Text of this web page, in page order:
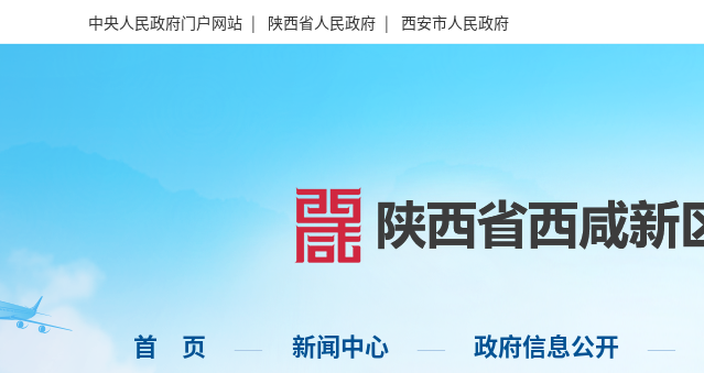
中央人民政府门户网站 | 陕西省人民政府 | 西安市人民政府
首 页 —— 新闻中心 —— 政府信息公开 ——